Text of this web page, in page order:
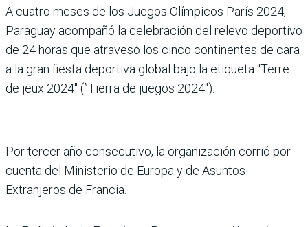
A cuatro meses de los Juegos Olímpicos París 2024,
Para­guay acompañó la celebra­ción del relevo deportivo
de 24 horas que atravesó los cinco continentes de cara
a la gran fiesta deportiva glo­bal bajo la etiqueta “Terre
de jeux 2024″ (”Tierra de jue­gos 2024″).
Por tercer año consecu­tivo, la organización corrió por
cuenta del Ministe­rio de Europa y de Asuntos
Extranjeros de Francia.